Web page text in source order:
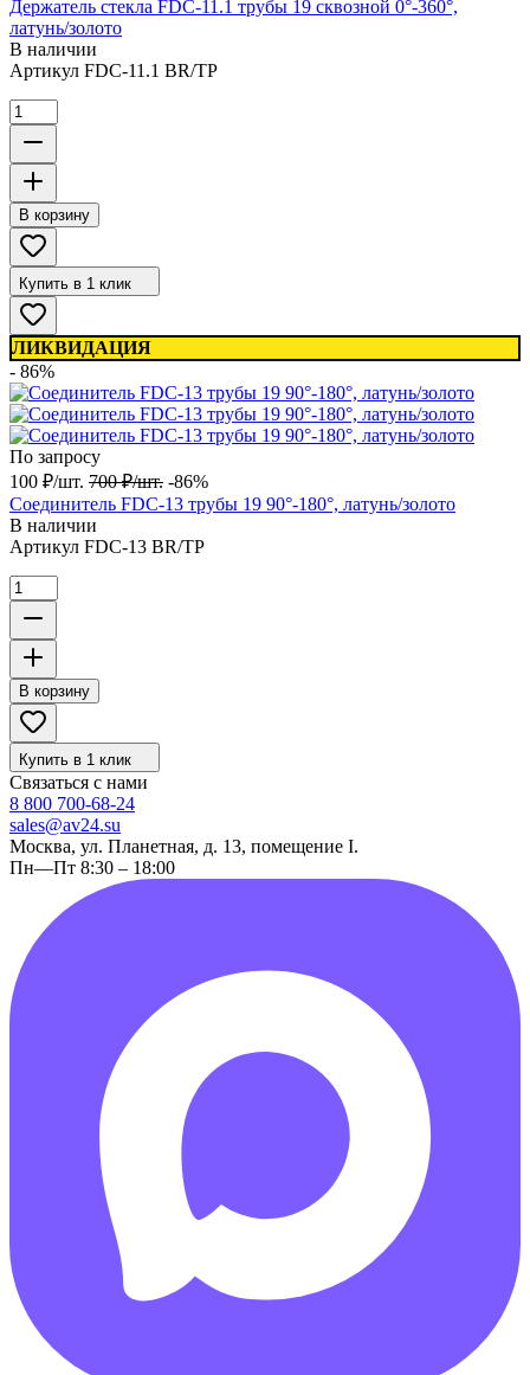
Держатель стекла FDC-11.1 трубы 19 сквозной 0°-360°,
латунь/золото
В наличии
Артикул FDC-11.1 BR/TP
В корзину
Купить в 1 клик
ЛИКВИДАЦИЯ
- 86%
По запросу
100 ₽/шт. 700 ₽/шт. -86%
Соединитель FDC-13 трубы 19 90°-180°, латунь/золото
В наличии
Артикул FDC-13 BR/TP
В корзину
Купить в 1 клик
Связаться с нами
8 800 700-68-24
sales@av24.su
Москва, ул. Планетная, д. 13, помещение I.
Пн—Пт 8:30 – 18:00